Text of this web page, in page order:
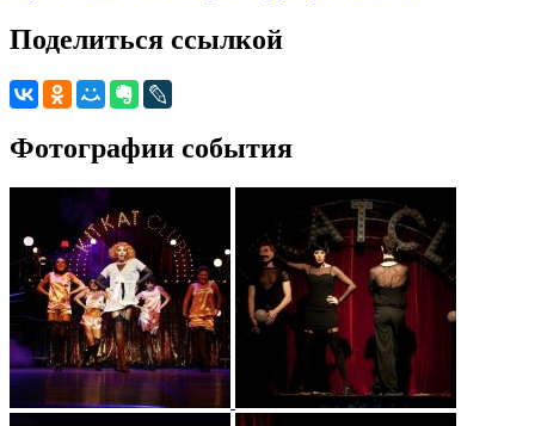
Поделиться ссылкой
Фотографии события